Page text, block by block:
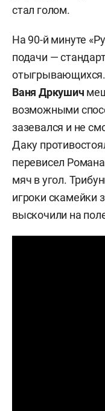
стал голом.
На 90-й минуте
подачи —
отыгрывающихся.
Ваня Дркушич
возможными
зазевался и не
Даку
перевисел
мяч в угол.
игроки скамейки
выскочили на